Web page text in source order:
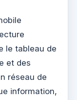
le tableau de
et des
réseau de
information,